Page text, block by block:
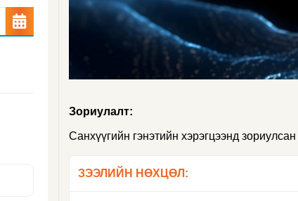
Зориулалт:
Санхүүгийн гэнэтийн хэрэгцээнд
ЗЭЭЛИЙН НӨХЦӨЛ: